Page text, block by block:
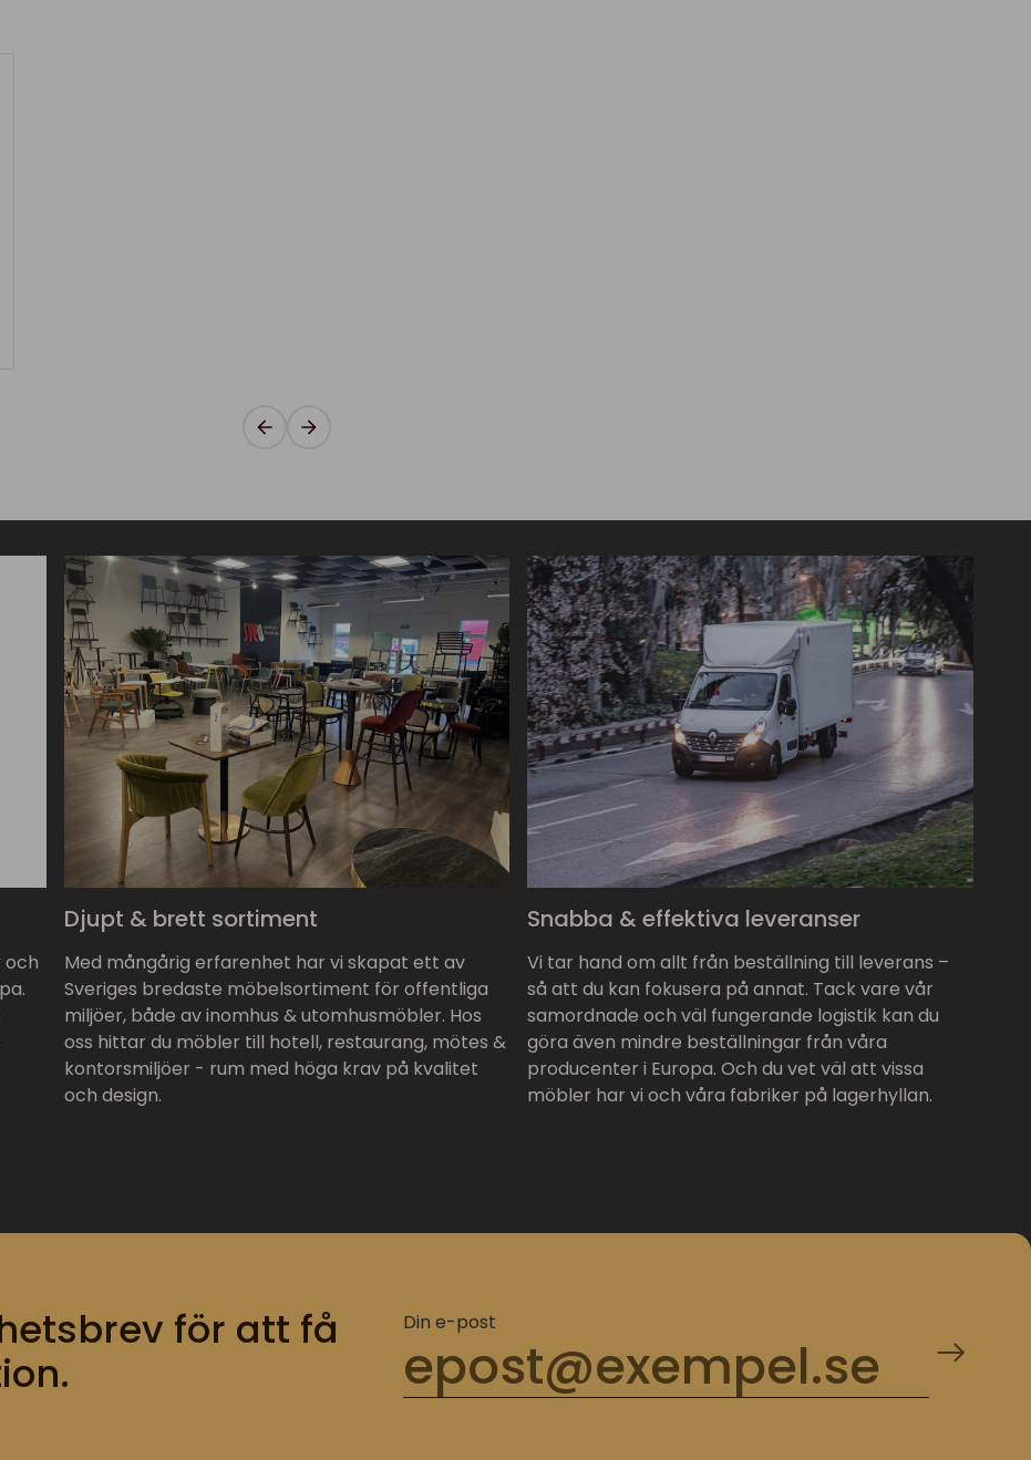
och
Djupt & brett sortiment
Med mångårig erfarenhet har vi skapat ett av
Sveriges bredaste möbelsortiment för offentliga
miljöer, både av inomhus & utomhusmöbler. Hos
oss hittar du möbler till hotell, restaurang, mötes &
kontorsmiljöer - rum med höga krav på kvalitet
och design.
Snabba & effektiva leveranser
Vi tar hand om allt från beställning till leverans –
så att du kan fokusera på annat. Tack vare vår
samordnade och väl fungerande logistik kan du
göra även mindre beställningar från våra
producenter i Europa. Och du vet väl att vissa
möbler har vi och våra fabriker på lagerhyllan.
för att få
Din e-post